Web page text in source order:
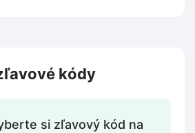
kódy
si zľavový kód na